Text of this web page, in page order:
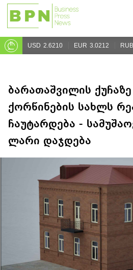
USD 2.6210 EUR 3.0212 RUB
ბარათაშვილის
ქორწინების სახლს
ჩაუტარდება -
ლარი დაჯდება